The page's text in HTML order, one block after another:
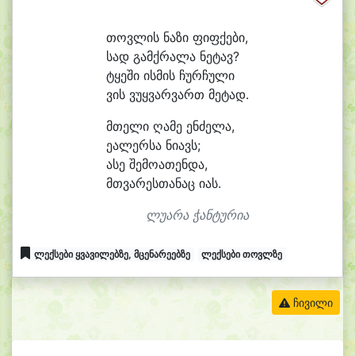
თოვლის ნაზი ფიფქები,
სად გამქრალა ნეტავ?
ტყეში ისმის ჩურჩული
ვის ვუყვარვართ მეტად.
მთელი ღამე ენძელა,
ეალერსა ნიავს;
ასე შემოათენდა,
მთვარესთანაც იას.
ლუარა ჭანტურია
ლექსები ყვავილებზე, მცენარეებზე ლექსები თოვლზე
ჩივილი